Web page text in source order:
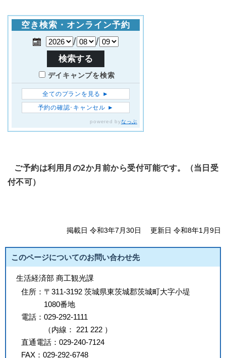
ご予約は利用月の2か月前から受付可能です。（当日受
付不可）
掲載日 令和3年7月30日 更新日 令和8年1月9日
このページについてのお問い合わせ先
生活経済部 商工観光課
住所： 〒311-3192 茨城県東茨城郡茨城町大字小堤
1080番地
電話： 029-292-1111
（内線 ： 221 222 ）
直通電話： 029-240-7124
FAX： 029-292-6748